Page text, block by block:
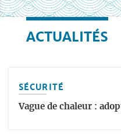
ACTUALITÉS
SÉCURITÉ
Vague de chaleur :